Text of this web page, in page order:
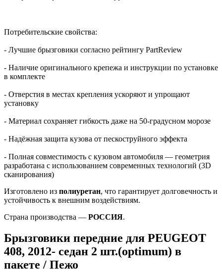
Потребительские свойства:
- Лучшие брызговики согласно рейтингу PartReview
- Наличие оригинального крепежа и инструкции по установке
в комплекте
- Отверстия в местах крепления ускоряют и упрощают
установку
- Материал сохраняет гибкость даже на 50-градусном морозе
- Надёжная защита кузова от пескоструйного эффекта
- Полная совместимость с кузовом автомобиля — геометрия
разработана с использованием современных технологий (3D
сканирования)
Изготовлено из полиуретан, что гарантирует долговечность и
устойчивость к внешним воздействиям.
Страна производства — РОССИЯ.
Брызговики передние для PEUGEOT
408, 2012- седан 2 шт.(optimum) в
пакете / Пежо